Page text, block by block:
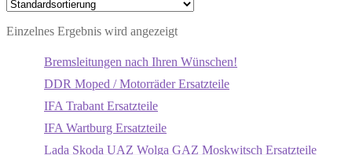
Einzelnes Ergebnis wird angezeigt
Bremsleitungen nach Ihren Wünschen!
DDR Moped / Motorräder Ersatzteile
IFA Trabant Ersatzteile
IFA Wartburg Ersatzteile
Lada Skoda UAZ Wolga GAZ Moskwitsch Ersatzteile